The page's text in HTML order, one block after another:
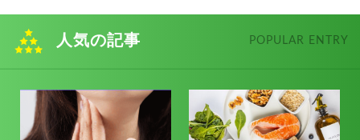
人気の記事 POPULAR ENTRY